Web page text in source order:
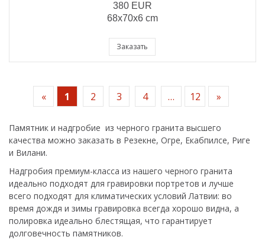
380 EUR
68x70x6 cm
Заказать
« 1 2 3 4 … 12 »
Памятник и надгробие из черного гранита высшего
качества можно заказать в Резекне, Огре, Екабпилсе, Риге
и Вилани.
Надгробия премиум-класса из нашего черного гранита
идеально подходят для гравировки портретов и лучше
всего подходят для климатических условий Латвии: во
время дождя и зимы гравировка всегда хорошо видна, а
полировка идеально блестящая, что гарантирует
долговечность памятников.